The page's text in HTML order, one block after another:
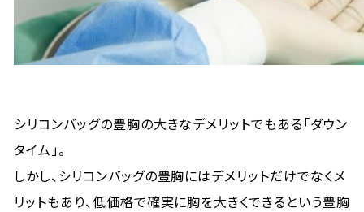
シリコンバッグの豊胸の大きなデメリットでもある「ダウン
タイム」。
しかし、シリコンバッグの豊胸にはデメリットだけでなくメ
リットもあり、低価格で確実に胸を大きくできるという豊胸